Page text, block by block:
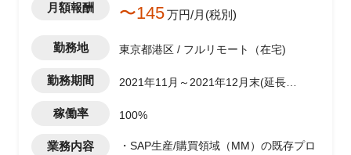
月額報酬 〜145万円/月(税別)
勤務地 東京都港区 / フルリモート（在宅)
勤務期間
2021年11月～2021年12月末(延長の
稼働率 100%
業務内容
・SAP生産/購買領域（MM）の既存プロ